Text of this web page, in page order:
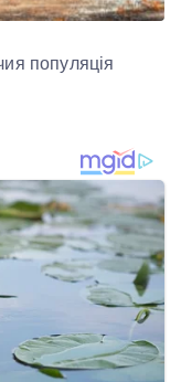
популяція